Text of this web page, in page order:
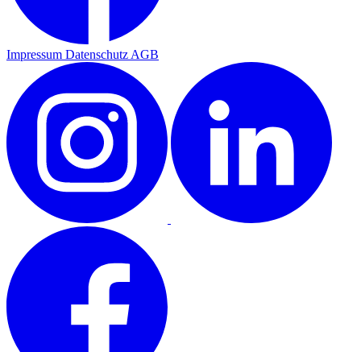
Impressum Datenschutz AGB